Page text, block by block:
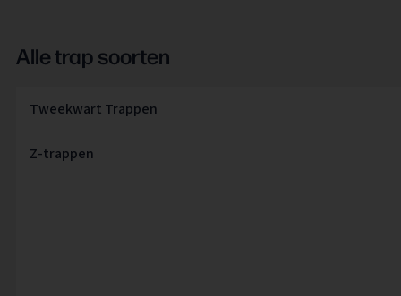
Alle trap soorten
Tweekwart Trappen
Z-trappen